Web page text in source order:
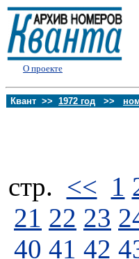
О проекте
Квант >> 1972 год >>
стp. << 1
21 22 23
40 41 42